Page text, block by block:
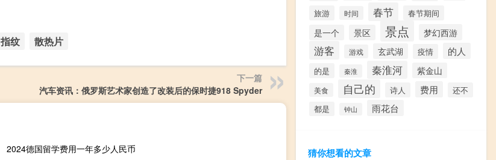
指纹 散热片
下一篇
汽车资讯：俄罗斯艺术家创造了改装后的保时捷918 Spyder
2024德国留学费用一年多少人民币
旅游 时间 春节 春节期间
是一个 景区 景点 梦幻西游
游客 游戏 玄武湖 疫情 的人
的是 秦淮 秦淮河 紫金山
美食 自己的 诗人 费用 还不
都是 钟山 雨花台
猜你想看的文章